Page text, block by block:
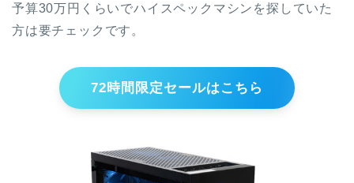
予算30万円くらいでハイスペックマシンを探していた
方は要チェックです。
72時間限定セールはこちら